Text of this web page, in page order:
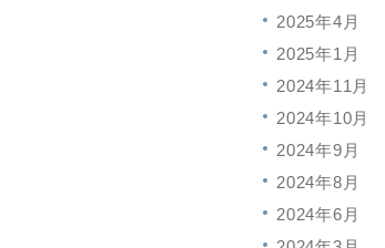
2025年4月
2025年1月
2024年11月
2024年10月
2024年9月
2024年8月
2024年6月